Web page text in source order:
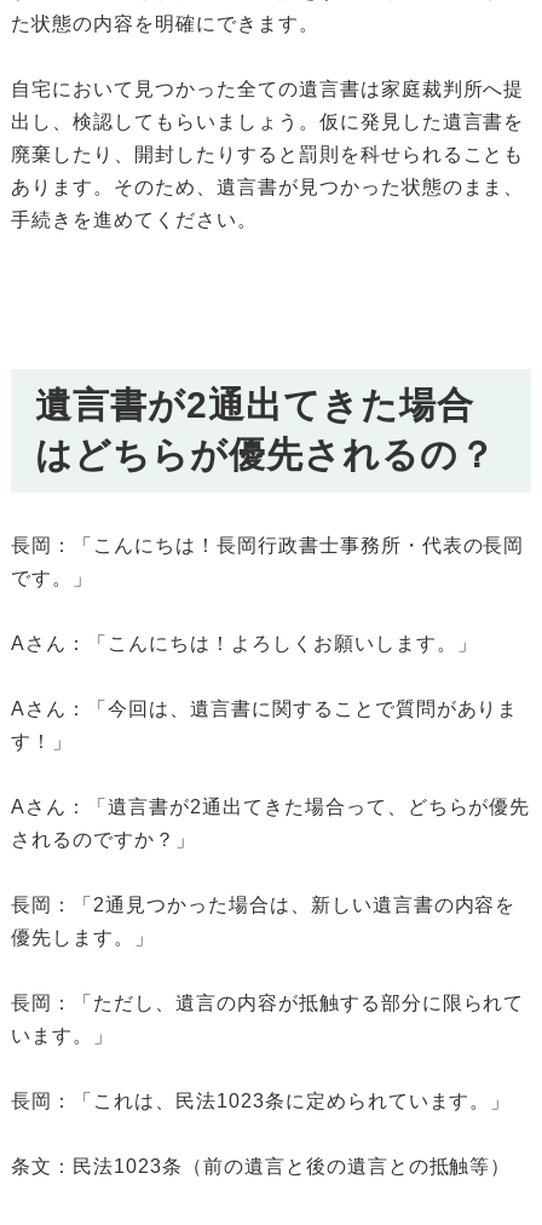
た状態の内容を明確にできます。
自宅において見つかった全ての遺言書は家庭裁判所へ提
出し、検認してもらいましょう。仮に発見した遺言書を
廃棄したり、開封したりすると罰則を科せられることも
あります。そのため、遺言書が見つかった状態のまま、
手続きを進めてください。
遺言書が2通出てきた場合
はどちらが優先されるの？
長岡：「こんにちは！長岡行政書士事務所・代表の長岡
です。」
Aさん：「こんにちは！よろしくお願いします。」
Aさん：「今回は、遺言書に関することで質問がありま
す！」
Aさん：「遺言書が2通出てきた場合って、どちらが優先
されるのですか？」
長岡：「2通見つかった場合は、新しい遺言書の内容を
優先します。」
長岡：「ただし、遺言の内容が抵触する部分に限られて
います。」
長岡：「これは、民法1023条に定められています。」
条文：民法1023条（前の遺言と後の遺言との抵触等）